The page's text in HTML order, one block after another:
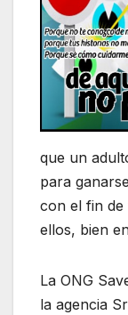
que un
para
con el fin
ellos, bien
La ONG
la agencia